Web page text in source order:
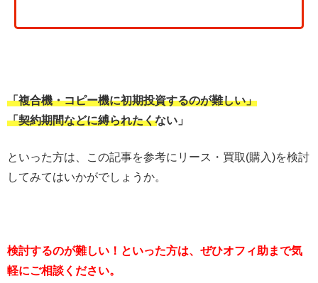
「複合機・コピー機に初期投資するのが難しい」
「契約期間などに縛られたくない」
といった方は、この記事を参考にリース・買取(購入)を検討
してみてはいかがでしょうか。
検討するのが難しい！といった方は、ぜひオフィ助まで気
軽にご相談ください。